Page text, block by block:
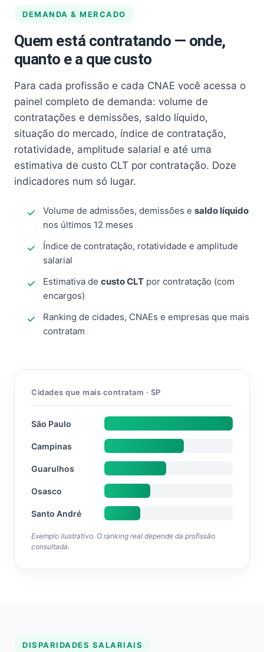
DEMANDA & MERCADO
Quem está contratando — onde,
quanto e a que custo
Para cada profissão e cada CNAE você acessa o
painel completo de demanda: volume de
contratações e demissões, saldo líquido,
situação do mercado, índice de contratação,
rotatividade, amplitude salarial e até uma
estimativa de custo CLT por contratação. Doze
indicadores num só lugar.
Volume de admissões, demissões e saldo líquido
nos últimos 12 meses
Índice de contratação, rotatividade e amplitude
salarial
Estimativa de custo CLT por contratação (com
encargos)
Ranking de cidades, CNAEs e empresas que mais
contratam
Cidades que mais contratam · SP
São Paulo
Campinas
Guarulhos
Osasco
Santo André
Exemplo ilustrativo. O ranking real depende da profissão
consultada.
DISPARIDADES SALARIAIS